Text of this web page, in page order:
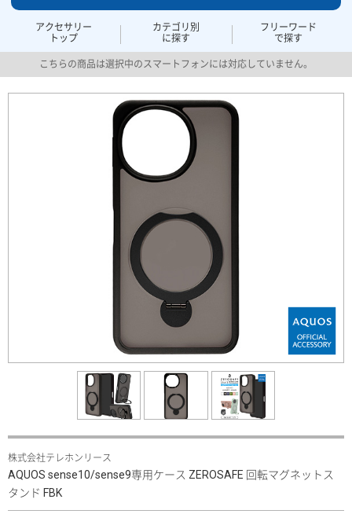
アクセサリー
トップ
カテゴリ別
に探す
フリーワード
で探す
こちらの商品は選択中のスマートフォンには対応していません。
株式会社テレホンリース
AQUOS sense10/sense9専用ケース ZEROSAFE 回転マグネットス
タンド FBK